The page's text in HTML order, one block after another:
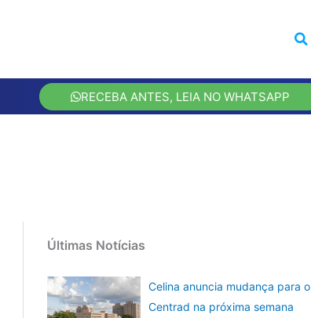
RECEBA ANTES, LEIA NO WHATSAPP
Últimas Notícias
Celina anuncia mudança para o
Centrad na próxima semana